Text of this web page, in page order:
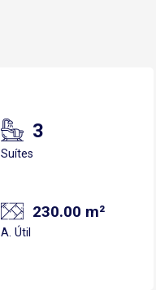
3
Suítes
230.00 m²
A. Útil